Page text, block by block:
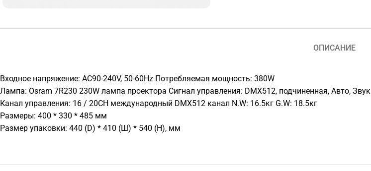
ОПИСАНИЕ
Входное напряжение: AC90-240V, 50-60Hz Потребляемая мощность: 380W
Лампа: Osram 7R230 230W лампа проектора Сигнал управления: DMX512, подчиненная, Авто, Звук
Канал управления: 16 / 20CH международный DMX512 канал N.W: 16.5кг G.W: 18.5кг
Размеры: 400 * 330 * 485 мм
Размер упаковки: 440 (D) * 410 (Ш) * 540 (H), мм